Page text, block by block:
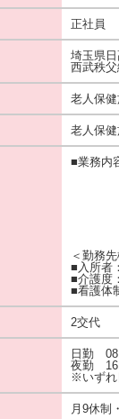
正社員
埼玉県
西武秩
老人保
老人保
■業務内
・日
・
・健
・
・併
※食事
＜勤務
■入所者
■介護度
■看護体
2交代
日勤
夜勤
※いずれ
月9休制